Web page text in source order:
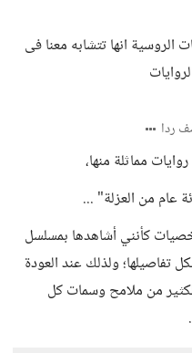
الروسية انها تتشابه معنا فى
ردا
مماثلة منها،
عام من العزلة" ...
كأنني أشاهدها بمسلسل
تفاصيلها؛ ولذلك عند العودة
من ملامح وسمات كل